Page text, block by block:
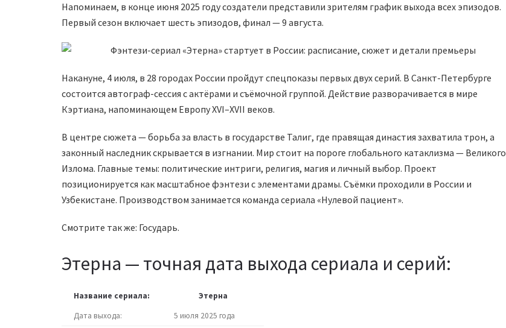
Напоминаем, в конце июня 2025 году создатели представили зрителям график выхода всех эпизодов.
Первый сезон включает шесть эпизодов, финал — 9 августа.
Накануне, 4 июля, в 28 городах России пройдут спецпоказы первых двух серий. В Санкт-Петербурге
состоится автограф-сессия с актёрами и съёмочной группой. Действие разворачивается в мире
Кэртиана, напоминающем Европу XVI–XVII веков.
В центре сюжета — борьба за власть в государстве Талиг, где правящая династия захватила трон, а
законный наследник скрывается в изгнании. Мир стоит на пороге глобального катаклизма — Великого
Излома. Главные темы: политические интриги, религия, магия и личный выбор. Проект
позиционируется как масштабное фэнтези с элементами драмы. Съёмки проходили в России и
Узбекистане. Производством занимается команда сериала «Нулевой пациент».
Смотрите так же: Государь.
Этерна — точная дата выхода сериала и серий:
Название сериала:
Этерна
Дата выхода:
5 июля 2025 года